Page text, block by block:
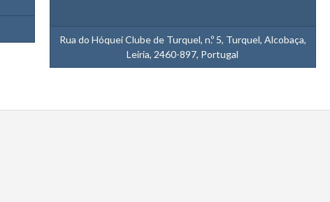
Rua do Hóquei Clube de Turquel, n.º 5, Turquel, Alcobaça,
Leiria, 2460-897, Portugal